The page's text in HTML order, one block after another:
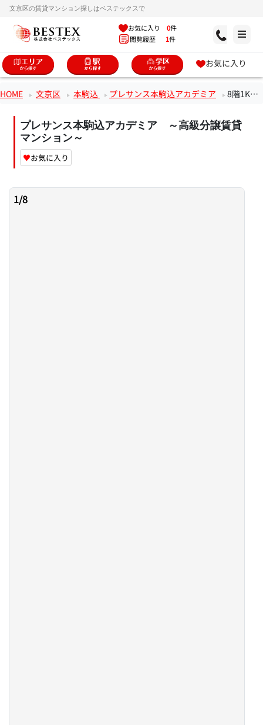
文京区の賃貸マンション探しはベステックスで
お気に入り 0件
閲覧履歴 1件
お気に入り
HOME 文京区 本駒込 プレサンス本駒込アカデミア 8階1Kのお部屋
プレサンス本駒込アカデミア ～高級分譲賃貸
マンション～
♥お気に入り
1/8